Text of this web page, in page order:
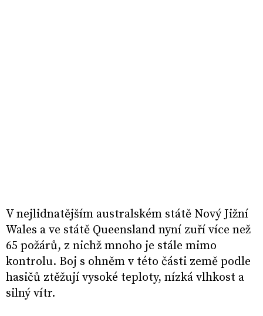
V nejlidnatějším australském státě Nový Jižní
Wales a ve státě Queensland nyní zuří více než
65 požárů, z nichž mnoho je stále mimo
kontrolu. Boj s ohněm v této části země podle
hasičů ztěžují vysoké teploty, nízká vlhkost a
silný vítr.